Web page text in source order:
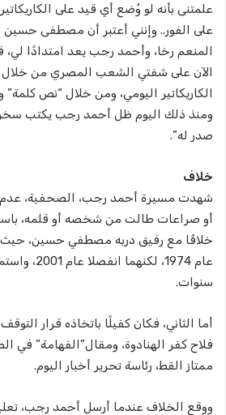
علمتنى بأنه لو وُضع أي قيد على
على الفور.. وإنني أعتبر أن مصطفى حسين
المنعم رخا، وأحمد رجب يعد امتدادًا لي،
الآن على شفتي الشعب المصري من خلال
الكاريكاتير اليومي، ومن خلال “نص كلمة”
ومنذ ذلك اليوم ظل أحمد رجب يكتب
صدر له”.
خلاف
شهدت مسيرة أحمد رجب، الصحفية، عدم
أو صراعات طالت من شخصه أو قلمه،
خلافًا مع رفيق دربه مصطفي حسين،
سنوات.
أما الثاني، فكان كفيلًا باتخاذه قرار
فلاح كفر الهنادوة، ومقال”الفهامة” في
ممتاز القط، رئاسة تحرير أخبار اليوم.
ووقع الخلاف عندما أرسل أحمد رجب،